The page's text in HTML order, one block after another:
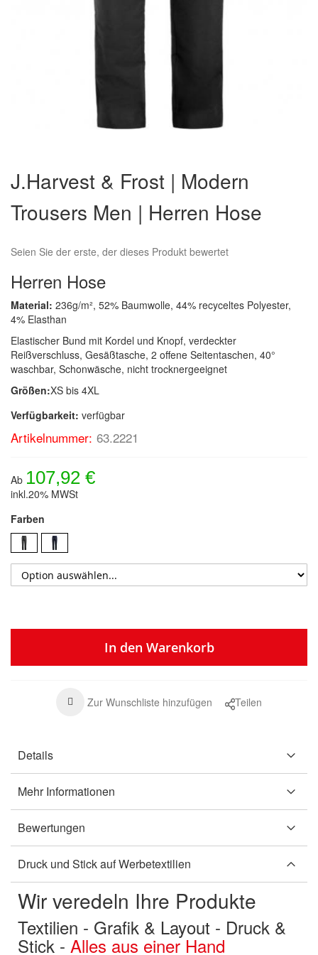
der
Bildergalerie
springen
J.Harvest & Frost | Modern
Trousers Men | Herren Hose
Seien Sie der erste, der dieses Produkt bewertet
Herren Hose
Material: 236g/m², 52% Baumwolle, 44% recyceltes Polyester,
4% Elasthan
Elastischer Bund mit Kordel und Knopf, verdeckter
Reißverschluss, Gesäßtasche, 2 offene Seitentaschen, 40°
waschbar, Schonwäsche, nicht trocknergeeignet
Größen:XS bis 4XL
Verfügbarkeit: verfügbar
Artikelnummer: 63.2221
Ab 107,92 €
inkl.20% MWSt
Farben
In den Warenkorb
Zur Wunschliste hinzufügen Teilen
Details
Mehr Informationen
Bewertungen
Druck und Stick auf Werbetextilien
Wir veredeln Ihre Produkte
Textilien - Grafik & Layout - Druck &
Stick - Alles aus einer Hand